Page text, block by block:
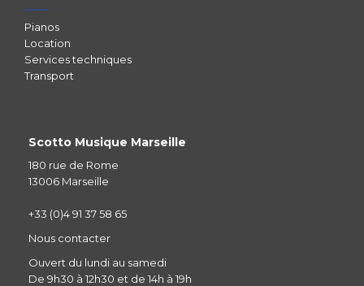
Pianos
Location
Services techniques
Transport
Scotto Musique Marseille
180 rue de Rome
13006 Marseille
+33 (0)4 91 37 58 65
Nous contacter
Ouvert du lundi au samedi
De 9h30 à 12h30 et de 14h à 19h